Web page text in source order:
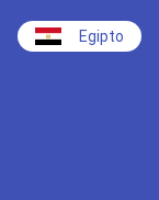
Egipto